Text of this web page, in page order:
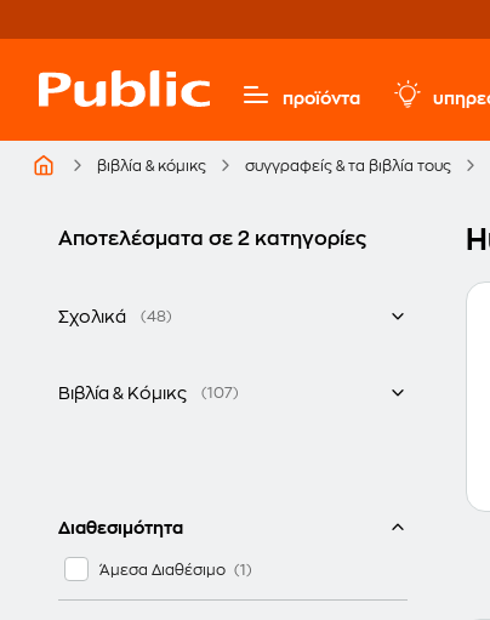
προϊόντα
βιβλία & κόμικς συγγραφείς & τα βιβλία τους
Αποτελέσματα σε 2 κατηγορίες
Σχολικά (48)
Βιβλία & Κόμικς (107)
Εκμάθησης Ξένων Γλωσσών
Παιδικά - Νεανικά βιβλία
Διαθεσιμότητα
Άμεσα Διαθέσιμο